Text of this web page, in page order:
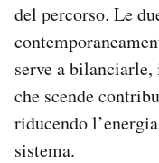
del percorso. Le
serve a
che scende
riducendo
sistema.